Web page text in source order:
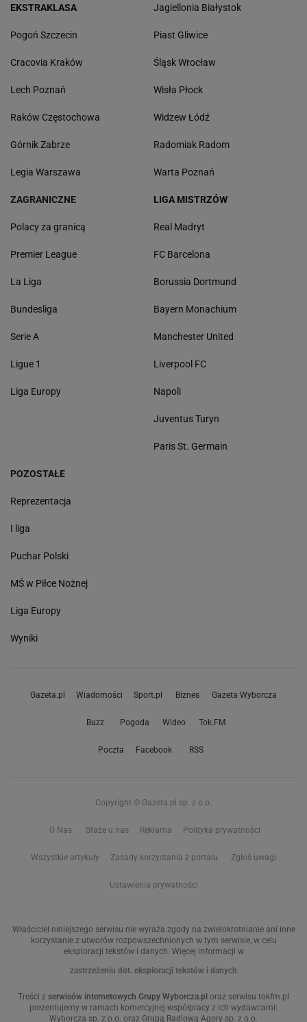
EKSTRAKLASA
Pogoń Szczecin
Cracovia Kraków
Lech Poznań
Raków Częstochowa
Górnik Zabrze
Legia Warszawa
Jagiellonia Białystok
Piast Gliwice
Śląsk Wrocław
Wisła Płock
Widzew Łódź
Radomiak Radom
Warta Poznań
ZAGRANICZNE
Polacy za granicą
Premier League
La Liga
Bundesliga
Serie A
Ligue 1
Liga Europy
LIGA MISTRZÓW
Real Madryt
FC Barcelona
Borussia Dortmund
Bayern Monachium
Manchester United
Liverpool FC
Napoli
Juventus Turyn
Paris St. Germain
POZOSTAŁE
Reprezentacja
I liga
Puchar Polski
MŚ w Piłce Nożnej
Liga Europy
Wyniki
Gazeta.pl Wiadomości Sport.pl Biznes Gazeta Wyborcza
Buzz Pogoda Wideo Tok.FM
Poczta Facebook RSS
Copyright © Gazeta.pl sp. z o.o.
O Nas Staże u nas Reklama Polityka prywatności
Wszystkie artykuły Zasady korzystania z portalu Zgłoś uwagi
Ustawienia prywatności
Właściciel niniejszego serwisu nie wyraża zgody na zwielokrotnianie ani inne
korzystanie z utworów rozpowszechnionych w tym serwisie, w celu
eksploracji tekstów i danych. Więcej informacji w
zastrzeżeniu dot. eksploracji tekstów i danych
Treści z serwisów internetowych Grupy Wyborcza.pl oraz serwisu tokfm.pl
prezentujemy w ramach komercyjnej współpracy z ich wydawcami:
Wyborcza sp. z o.o. oraz Grupą Radiową Agory sp. z o.o.